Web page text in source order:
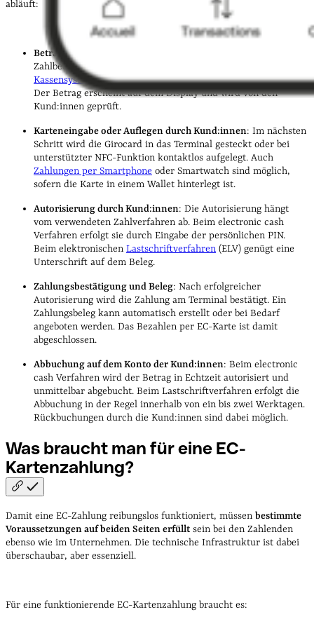
abläuft:
Betragseingabe durch Händler:innen
Zahlbetrag am
Kassensystemerfolgt die Übergabe automatisch oder manuell.
Der Betrag erscheint auf dem Display und wird von den
Kund:innen geprüft.
Karteneingabe oder Auflegen durch Kund:innen: Im nächsten
Schritt wird die Girocard in das Terminal gesteckt oder bei
unterstützter NFC-Funktion kontaktlos aufgelegt. Auch
Zahlungen per Smartphone oder Smartwatch sind möglich,
sofern die Karte in einem Wallet hinterlegt ist.
Autorisierung durch Kund:innen: Die Autorisierung hängt
vom verwendeten Zahlverfahren ab. Beim electronic cash
Verfahren erfolgt sie durch Eingabe der persönlichen PIN.
Beim elektronischen Lastschriftverfahren (ELV) genügt eine
Unterschrift auf dem Beleg.
Zahlungsbestätigung und Beleg: Nach erfolgreicher
Autorisierung wird die Zahlung am Terminal bestätigt. Ein
Zahlungsbeleg kann automatisch erstellt oder bei Bedarf
angeboten werden. Das Bezahlen per EC-Karte ist damit
abgeschlossen.
Abbuchung auf dem Konto der Kund:innen: Beim electronic
cash Verfahren wird der Betrag in Echtzeit autorisiert und
unmittelbar abgebucht. Beim Lastschriftverfahren erfolgt die
Abbuchung in der Regel innerhalb von ein bis zwei Werktagen.
Rückbuchungen durch die Kund:innen sind dabei möglich.
Was braucht man für eine EC-
Kartenzahlung?
Damit eine EC-Zahlung reibungslos funktioniert, müssen bestimmte
Voraussetzungen auf beiden Seiten erfüllt sein bei den Zahlenden
ebenso wie im Unternehmen. Die technische Infrastruktur ist dabei
überschaubar, aber essenziell.
Für eine funktionierende EC-Kartenzahlung braucht es: